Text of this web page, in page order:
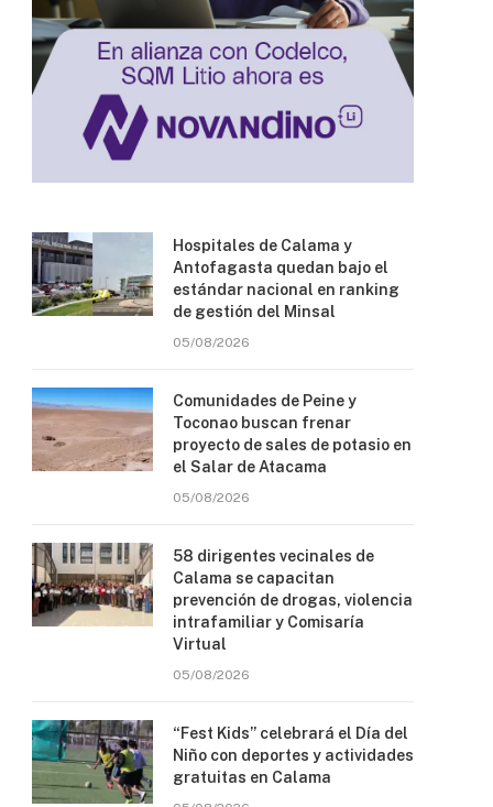
Hospitales de Calama y
Antofagasta quedan bajo el
estándar nacional en ranking
de gestión del Minsal
05/08/2026
Comunidades de Peine y
Toconao buscan frenar
proyecto de sales de potasio en
el Salar de Atacama
05/08/2026
58 dirigentes vecinales de
Calama se capacitan
prevención de drogas, violencia
intrafamiliar y Comisaría
Virtual
05/08/2026
“Fest Kids” celebrará el Día del
Niño con deportes y actividades
gratuitas en Calama